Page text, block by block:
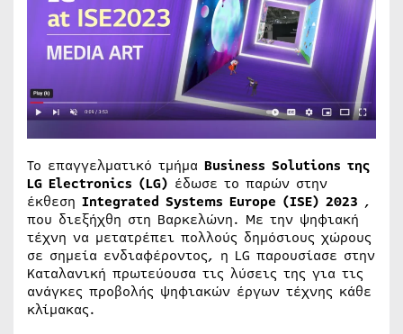
Το επαγγελματικό τμήμα Business Solutions της
LG Electronics (LG) έδωσε το παρών στην
έκθεση Integrated Systems Europe (ISE) 2023 ,
που διεξήχθη στη Βαρκελώνη. Με την ψηφιακή
τέχνη να μετατρέπει πολλούς δημόσιους χώρους
σε σημεία ενδιαφέροντος, η LG παρουσίασε στην
Καταλανική πρωτεύουσα τις λύσεις της για τις
ανάγκες προβολής ψηφιακών έργων τέχνης κάθε
κλίμακας.